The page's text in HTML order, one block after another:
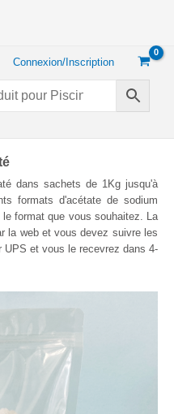
Connexion/Inscription
dans sachets de 1Kg jusqu'à
formats d'acétate de sodium
format que vous souhaitez. La
la web et vous devez suivre les
UPS et vous le recevrez dans 4-